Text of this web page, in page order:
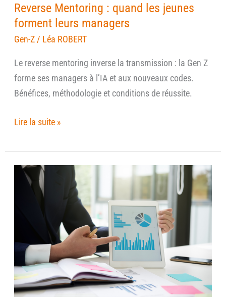
Reverse Mentoring : quand les jeunes
forment leurs managers
Gen-Z/ Léa ROBERT
Le reverse mentoring inverse la transmission : la Gen Z
forme ses managers à l’IA et aux nouveaux codes.
Bénéfices, méthodologie et conditions de réussite.
Lire la suite »
Le
management
objectifs
stop
au
contrôle
de